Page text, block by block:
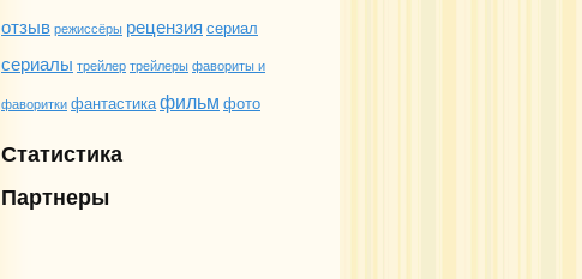
отзыврежиссёры рецензия сериал
сериалы трейлер трейлерыфавориты и
фавориткифантастикафильм фото
Статистика
Партнеры